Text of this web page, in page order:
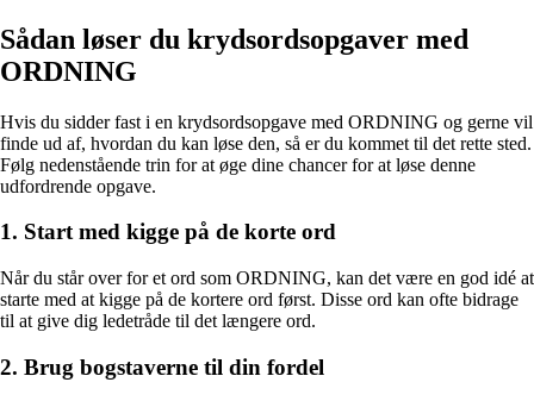
Sådan løser du krydsordsopgaver med
ORDNING
Hvis du sidder fast i en krydsordsopgave med ORDNING og gerne vil
finde ud af, hvordan du kan løse den, så er du kommet til det rette sted.
Følg nedenstående trin for at øge dine chancer for at løse denne
udfordrende opgave.
1. Start med kigge på de korte ord
Når du står over for et ord som ORDNING, kan det være en god idé at
starte med at kigge på de kortere ord først. Disse ord kan ofte bidrage
til at give dig ledetråde til det længere ord.
2. Brug bogstaverne til din fordel